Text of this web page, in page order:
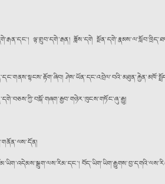
ལྟ་གྲུབ་དགེ་རྒན། ཟློས་དགེ